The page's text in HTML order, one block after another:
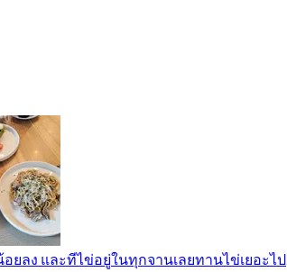
ยลง และทีไข่อยู่ในทุกจานเลยทานไข่เยอะไป